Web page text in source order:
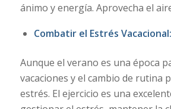
ánimo y energía. Aprovecha el
Combatir el Estrés Vacacional:
Aunque el verano es una época
vacaciones y el cambio de rutina
estrés. El ejercicio es una